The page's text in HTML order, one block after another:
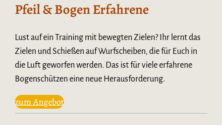
Pfeil & Bogen Erfahrene
Lust auf ein Training mit bewegten Zielen? Ihr lernt das
Zielen und Schießen auf Wurfscheiben, die für Euch in
die Luft geworfen werden. Das ist für viele erfahrene
Bogenschützen eine neue Herausforderung.
zum Angebot